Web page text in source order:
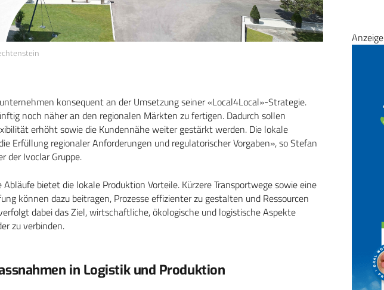
konsequent an der Umsetzung seiner «Local4Local»-Strategie.
noch näher an den regionalen Märkten zu fertigen. Dadurch sollen
erhöht sowie die Kundennähe weiter gestärkt werden. Die lokale
Erfüllung regionaler Anforderungen und regulatorischer Vorgaben», so Stefan
der Ivoclar Gruppe.
bietet die lokale Produktion Vorteile. Kürzere Transportwege sowie eine
können dazu beitragen, Prozesse effizienter zu gestalten und Ressourcen
dabei das Ziel, wirtschaftliche, ökologische und logistische Aspekte
zu verbinden.
in Logistik und Produktion
Anzeige